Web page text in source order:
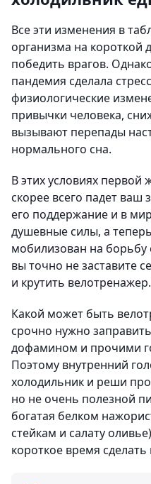
Все эти изменения в
организма на короткой
победить врагов.
пандемия сделала
физиологические
привычки человека,
вызывают перепады
нормального сна.
В этих условиях первой
скорее всего падет
его поддержание и в
душевные силы, а
мобилизован на борьбу
вы точно не заставите
и крутить велотренажер.
Какой может быть
срочно нужно
дофамином и прочими
Поэтому внутренний
холодильник и реши
но не очень полезной
богатая белком
стейкам и салату
короткое время